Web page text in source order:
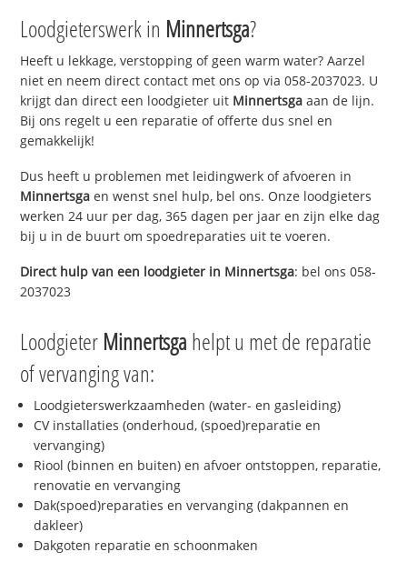
Loodgieterswerk in Minnertsga?
Heeft u lekkage, verstopping of geen warm water? Aarzel
niet en neem direct contact met ons op via 058-2037023. U
krijgt dan direct een loodgieter uit Minnertsga aan de lijn.
Bij ons regelt u een reparatie of offerte dus snel en
gemakkelijk!
Dus heeft u problemen met leidingwerk of afvoeren in
Minnertsga en wenst snel hulp, bel ons. Onze loodgieters
werken 24 uur per dag, 365 dagen per jaar en zijn elke dag
bij u in de buurt om spoedreparaties uit te voeren.
Direct hulp van een loodgieter in Minnertsga: bel ons 058-
2037023
Loodgieter Minnertsga helpt u met de reparatie
of vervanging van:
Loodgieterswerkzaamheden (water- en gasleiding)
CV installaties (onderhoud, (spoed)reparatie en
vervanging)
Riool (binnen en buiten) en afvoer ontstoppen, reparatie,
renovatie en vervanging
Dak(spoed)reparaties en vervanging (dakpannen en
dakleer)
Dakgoten reparatie en schoonmaken